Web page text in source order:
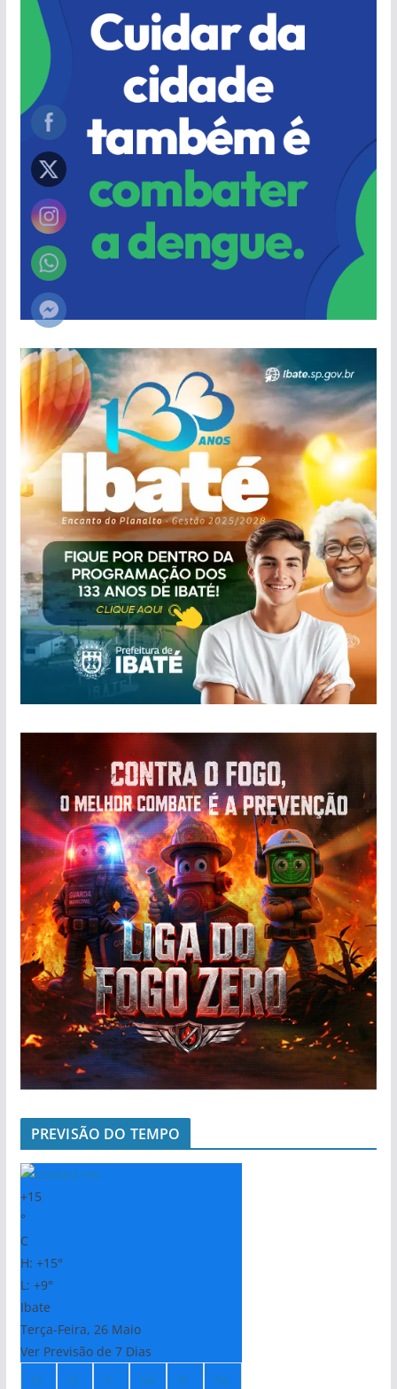
PREVISÃO DO TEMPO
+15
°
C
H: +15°
L: +9°
Ibate
Terça-Feira, 26 Maio
Ver Previsão de 7 Dias
Q
Q
S
Sá
D
Se